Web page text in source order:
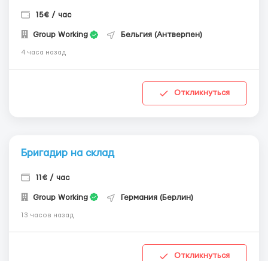
15€ / час
Group Working Бельгия (Антверпен)
4 часа назад
Откликнуться
Бригадир на склад
11€ / час
Group Working Германия (Берлин)
13 часов назад
Откликнуться